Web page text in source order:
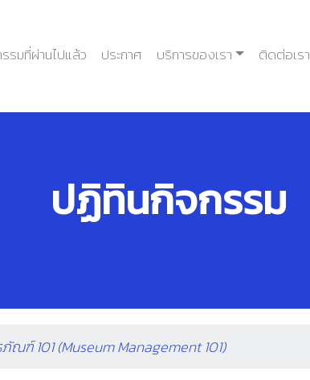
รมที่ผ่านไปแล้ว ประกาศ บริการของเรา ติดต่อเรา
ปฏิทินกิจกรรม
ฑ์ 101 (Museum Management 101)